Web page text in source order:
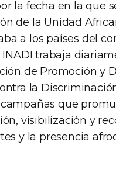
la fecha en la que
de la Unidad
a los países del
INADI trabaja
de Promoción y
la
que
visibilización y
y la presencia